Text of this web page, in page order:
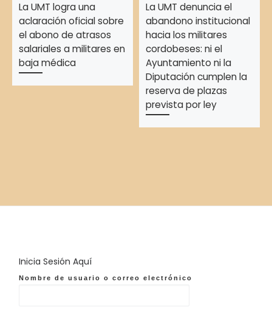
La UMT logra una
aclaración oficial sobre
el abono de atrasos
salariales a militares en
baja médica
La UMT denuncia el
abandono institucional
hacia los militares
cordobeses: ni el
Ayuntamiento ni la
Diputación cumplen la
reserva de plazas
prevista por ley
Inicia Sesión Aquí
Nombre de usuario o correo electrónico